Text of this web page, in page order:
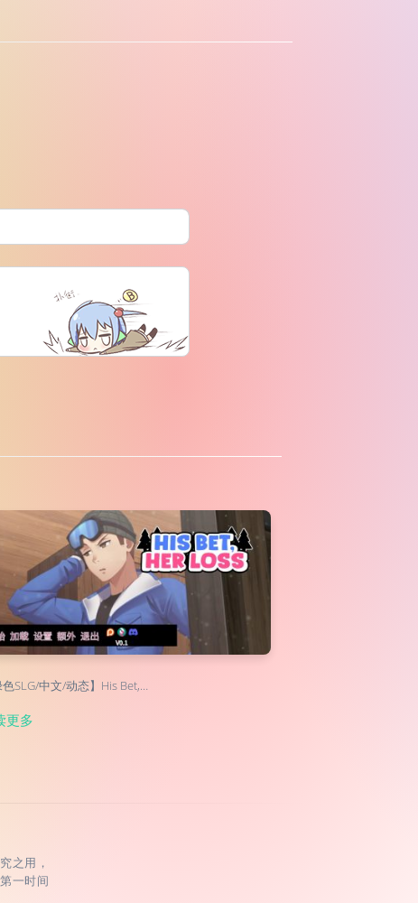
色SLG/中文/动态】His Bet,…
更多
之用，
一时间